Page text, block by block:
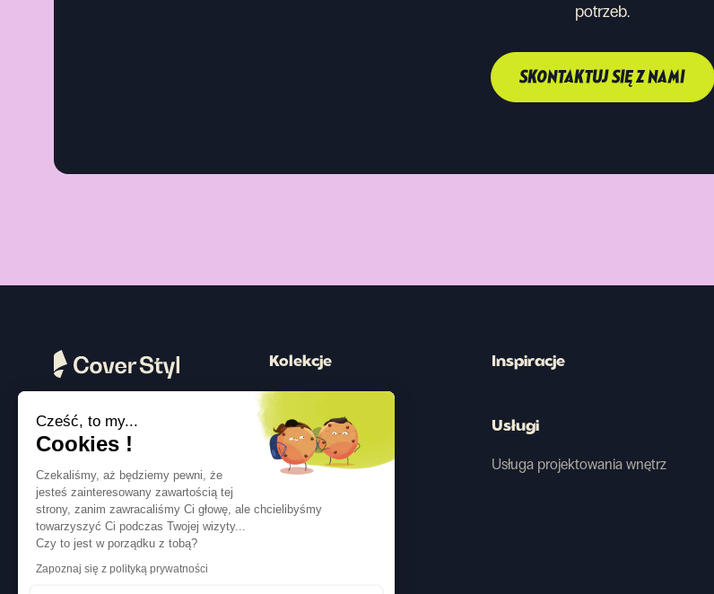
potrzeb.
SKONTAKTUJ SIĘ Z NAMI
Obserwuj nas
Kolekcje
Drewno
Kamień
Kolor
Metalizowany
Inspiracje
Usługi
Usługa projektowania wnętrz
Cześć, to my...
Cookies !
Czekaliśmy, aż będziemy pewni, że
jesteś zainteresowany zawartością tej
strony, zanim zawracaliśmy Ci głowę, ale chcielibyśmy
towarzyszyć Ci podczas Twojej wizyty...
Czy to jest w porządku z tobą?
Zapoznaj się z polityką prywatności